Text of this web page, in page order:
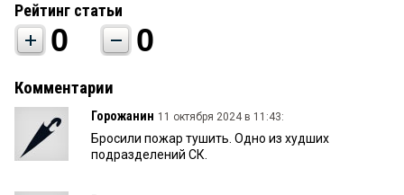
Рейтинг статьи
0 0
Комментарии
Горожанин 11 октября 2024 в 11:43:
Бросили пожар тушить. Одно из худших
подразделений СК.